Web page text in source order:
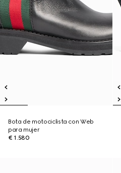
Bota de motociclista con Web
para mujer
€ 1.580